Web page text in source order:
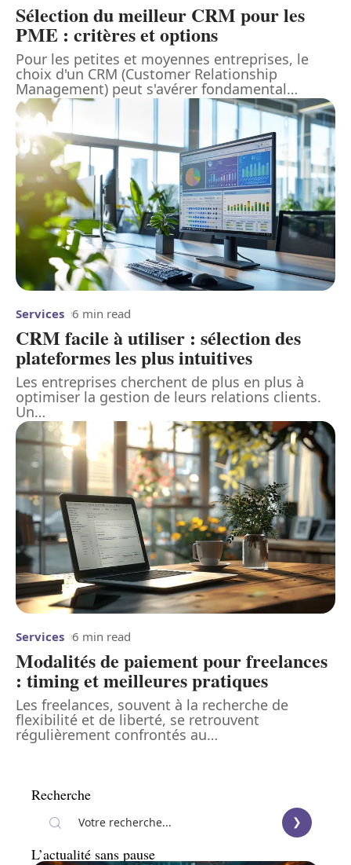
Sélection du meilleur CRM pour les
PME : critères et options
Pour les petites et moyennes entreprises, le
choix d'un CRM (Customer Relationship
Management) peut s'avérer fondamental…
Services 6 min read
CRM facile à utiliser : sélection des
plateformes les plus intuitives
Les entreprises cherchent de plus en plus à
optimiser la gestion de leurs relations clients.
Un…
Services 6 min read
Modalités de paiement pour freelances
: timing et meilleures pratiques
Les freelances, souvent à la recherche de
flexibilité et de liberté, se retrouvent
régulièrement confrontés au…
Recherche
L’actualité sans pause